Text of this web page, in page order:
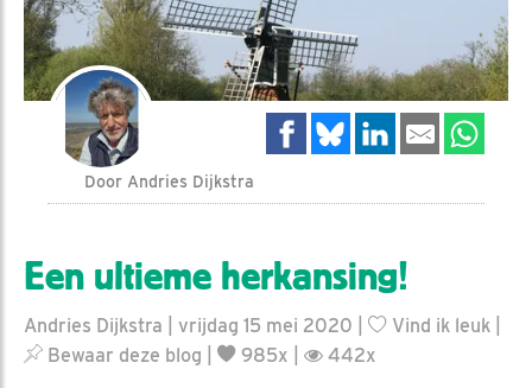
Door Andries Dijkstra
Een ultieme herkansing!
Andries Dijkstra | vrijdag 15 mei 2020 | Vind ik leuk
Bewaar deze blog
985x | 442x